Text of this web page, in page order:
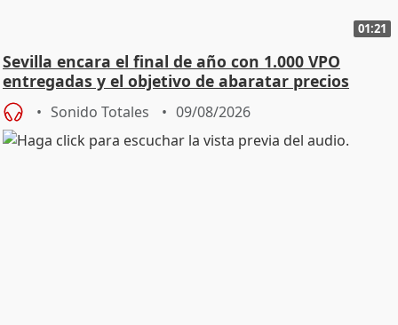
01:21
Sevilla encara el final de año con 1.000 VPO
entregadas y el objetivo de abaratar precios
Sonido Totales 09/08/2026